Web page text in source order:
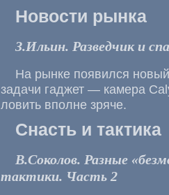
Новости рынка
З.Ильин. Разведчик и
На рынке появился
задачи гаджет — камера
ловить вполне зряче.
Снасть и тактика
В.Соколов. Разные
тактики. Часть 2